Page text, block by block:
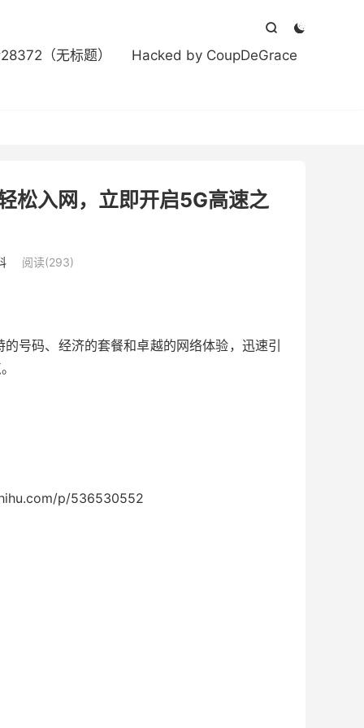


（无标题） Hacked by CoupDeGrace
松入网，立即开启5G高速之
阅读(293)
号码、经济的套餐和卓越的网络体验，迅速引
p/536530552